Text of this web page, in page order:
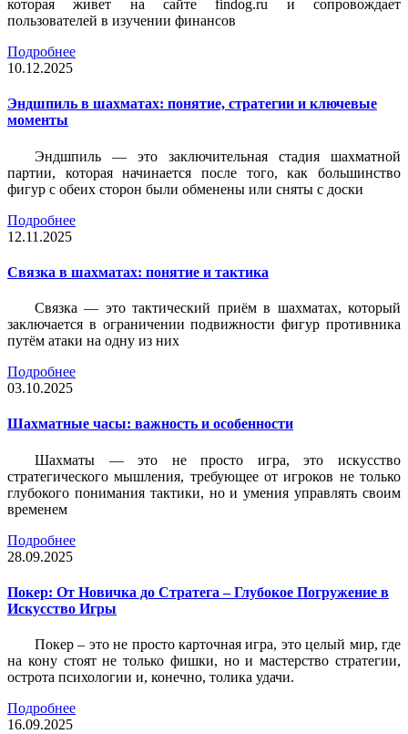
которая живет на сайте findog.ru и сопровождает
пользователей в изучении финансов
Подробнее
10.12.2025
Эндшпиль в шахматах: понятие, стратегии и ключевые
моменты
Эндшпиль — это заключительная стадия шахматной
партии, которая начинается после того, как большинство
фигур с обеих сторон были обменены или сняты с доски
Подробнее
12.11.2025
Связка в шахматах: понятие и тактика
Связка — это тактический приём в шахматах, который
заключается в ограничении подвижности фигур противника
путём атаки на одну из них
Подробнее
03.10.2025
Шахматные часы: важность и особенности
Шахматы — это не просто игра, это искусство
стратегического мышления, требующее от игроков не только
глубокого понимания тактики, но и умения управлять своим
временем
Подробнее
28.09.2025
Покер: От Новичка до Стратега – Глубокое Погружение в
Искусство Игры
Покер – это не просто карточная игра, это целый мир, где
на кону стоят не только фишки, но и мастерство стратегии,
острота психологии и, конечно, толика удачи.
Подробнее
16.09.2025